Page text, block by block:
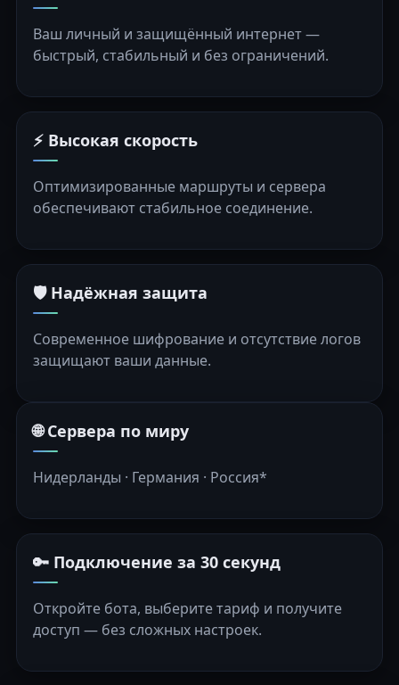
Ваш личный и защищённый интернет —
быстрый, стабильный и без ограничений.
⚡ Высокая скорость
Оптимизированные маршруты и сервера
обеспечивают стабильное соединение.
🛡️ Надёжная защита
Современное шифрование и отсутствие логов
защищают ваши данные.
🌐 Сервера по миру
Нидерланды · Германия · Россия*
🔑 Подключение за 30 секунд
Откройте бота, выберите тариф и получите
доступ — без сложных настроек.